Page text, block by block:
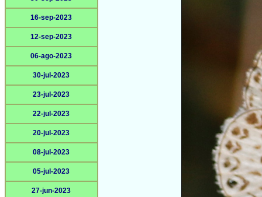
16-sep-2023
12-sep-2023
06-ago-2023
30-jul-2023
23-jul-2023
22-jul-2023
20-jul-2023
08-jul-2023
05-jul-2023
27-jun-2023